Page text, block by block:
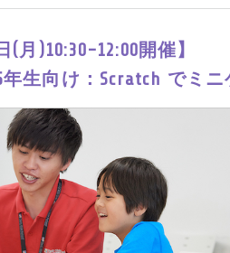
(月)10:30-12:00開催】
生向け：Scratch でミ